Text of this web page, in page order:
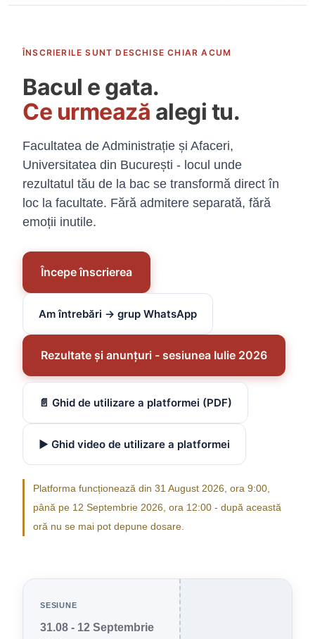
ÎNSCRIERILE SUNT DESCHISE CHIAR ACUM
Bacul e gata.
Ce urmează alegi tu.
Facultatea de Administrație și Afaceri,
Universitatea din București - locul unde
rezultatul tău de la bac se transformă direct în
loc la facultate. Fără admitere separată, fără
emoții inutile.
Începe înscrierea
Am întrebări → grup WhatsApp
Rezultate și anunțuri - sesiunea Iulie 2026
📄 Ghid de utilizare a platformei (PDF)
▶️ Ghid video de utilizare a platformei
Platforma funcționează din 31 August 2026, ora 9:00,
până pe 12 Septembrie 2026, ora 12:00 - după această
oră nu se mai pot depune dosare.
SESIUNE
31.08 - 12 Septembrie